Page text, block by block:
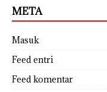
META
Masuk
Feed entri
Feed komentar